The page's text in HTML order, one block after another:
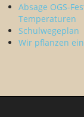
Absage OGS-
Temperaturen
Schulwegeplan
Wir pflanzen